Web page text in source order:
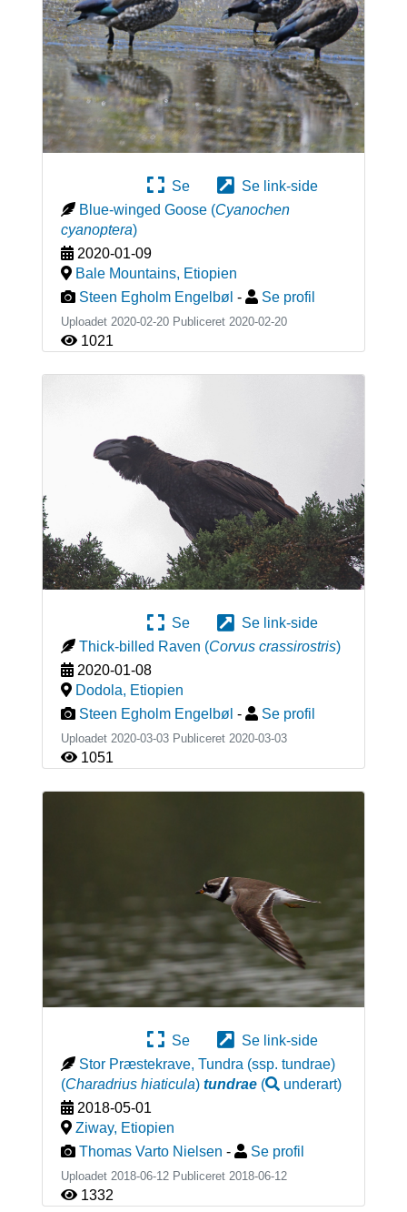
Se
Se link-side
Blue-winged Goose (Cyanochen
cyanoptera)
2020-01-09
Bale Mountains, Etiopien
Steen Egholm Engelbøl - Se profil
Uploadet 2020-02-20 Publiceret 2020-02-20
1021
Se
Se link-side
Thick-billed Raven (Corvus crassirostris)
2020-01-08
Dodola, Etiopien
Steen Egholm Engelbøl - Se profil
Uploadet 2020-03-03 Publiceret 2020-03-03
1051
Se
Se link-side
Stor Præstekrave, Tundra (ssp. tundrae)
(Charadrius hiaticula) tundrae( underart)
2018-05-01
Ziway, Etiopien
Thomas Varto Nielsen - Se profil
Uploadet 2018-06-12 Publiceret 2018-06-12
1332